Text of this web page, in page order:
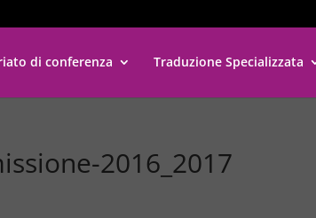
di conferenza Traduzione Specializzata
2016_2017